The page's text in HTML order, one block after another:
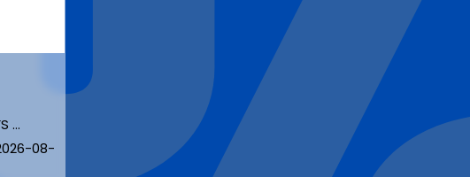
255/40ZR20 101Y MFS NBLK XL
08-